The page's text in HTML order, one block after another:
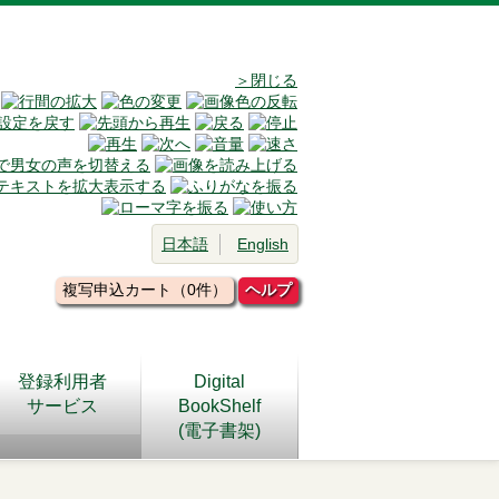
＞閉じる
日本語 English
複写申込カート（0件） ヘルプ
登録利用者
サービス
Digital
BookShelf
(電子書架)